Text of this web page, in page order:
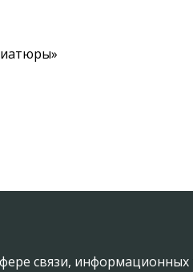
связи,